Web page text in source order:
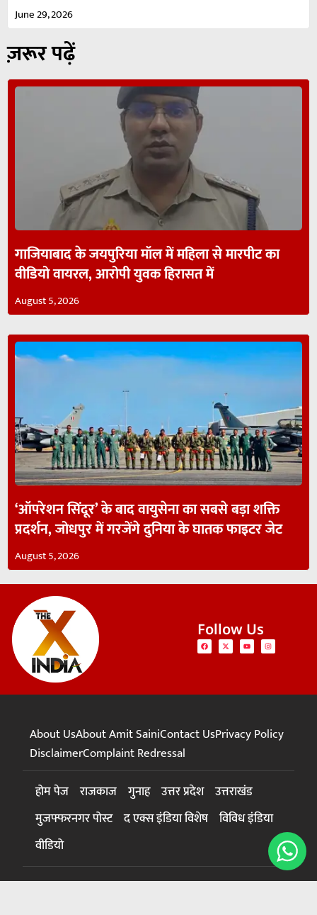
June 29, 2026
ज़रूर पढ़ें
गाजियाबाद के जयपुरिया मॉल में महिला से मारपीट का
वीडियो वायरल, आरोपी युवक हिरासत में
August 5, 2026
‘ऑपरेशन सिंदूर’ के बाद वायुसेना का सबसे बड़ा शक्ति
प्रदर्शन, जोधपुर में गरजेंगे दुनिया के घातक फाइटर जेट
August 5, 2026
Follow Us
About UsAbout Amit SainiContact UsPrivacy Policy
DisclaimerComplaint Redressal
होम पेज राजकाज गुनाह उत्तर प्रदेश उत्तराखंड
मुजफ्फरनगर पोस्ट द एक्स इंडिया विशेष विविध इंडिया
वीडियो